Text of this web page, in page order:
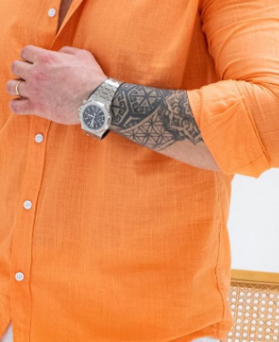
Tükendi
Beden
S
Beden